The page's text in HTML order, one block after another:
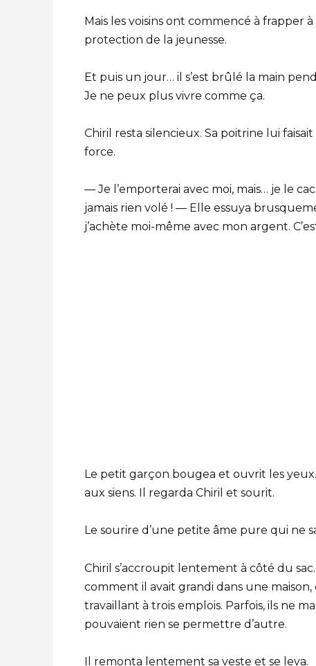
Mais les voisins ont commencé à frapper
protection de la jeunesse.
Et puis un jour… il s’est brûlé la main
Je ne peux plus vivre comme ça.
Chiril resta silencieux. Sa poitrine lui
force.
— Je l’emporterai avec moi, mais… je le
jamais rien volé ! — Elle essuya
j’achète moi-même avec mon argent.
Le petit garçon bougea et ouvrit les
aux siens. Il regarda Chiril et sourit.
Le sourire d’une petite âme pure qui ne
Chiril s’accroupit lentement à côté du
comment il avait grandi dans une
travaillant à trois emplois. Parfois, ils ne
pouvaient rien se permettre d’autre.
Il remonta lentement sa veste et se leva.